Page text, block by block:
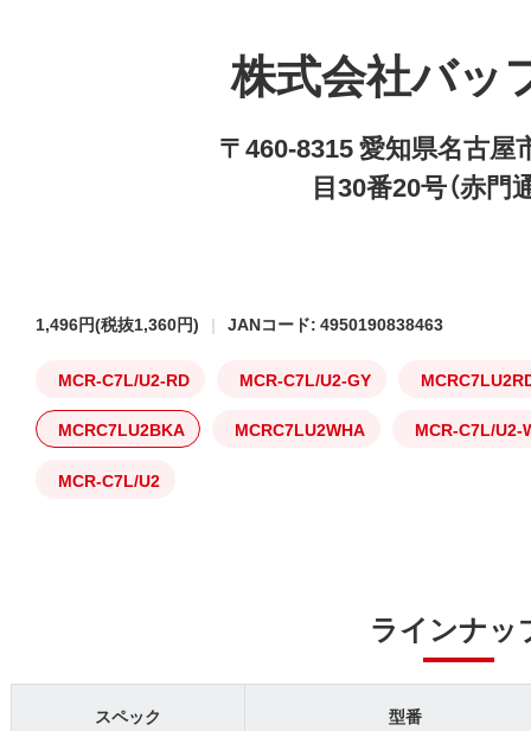
株式会社バッ
〒460-8315 愛知県名古屋
目30番20号（赤門
1,496円(税抜1,360円) JANコード: 4950190838463
MCR-C7L/U2-RD MCR-C7L/U2-GY
MCRC7LU2BKA MCRC7LU2WHA MCR-C7L/U2-
MCR-C7L/U2
ラインナッ
スペック 型番